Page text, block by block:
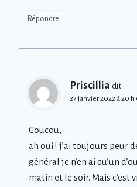
Répondre
Priscillia dit :
27 janvier 2022 à 20 h
Coucou,
ah oui ! j’ai toujours peur
général je n’en ai qu’un
matin et le soir. Mais c’est